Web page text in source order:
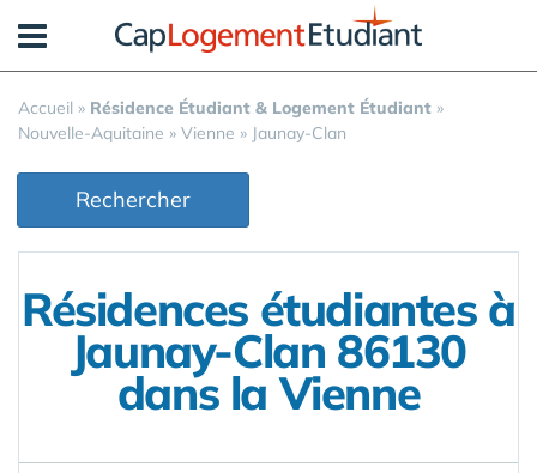
Accueil » Résidence Étudiant & Logement Étudiant »
Nouvelle-Aquitaine » Vienne » Jaunay-Clan
Rechercher
Résidences étudiantes à
Jaunay-Clan 86130
dans la Vienne